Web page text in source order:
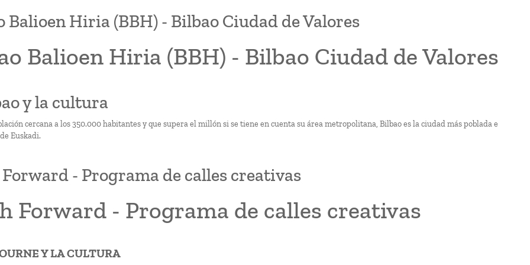
Balioen Hiria (BBH) - Bilbao Ciudad de Valores
Balioen Hiria (BBH) - Bilbao Ciudad de Valores
y la cultura
cercana a los 350.000 habitantes y que supera el millón si se tiene en cuenta su área metropolitana, Bilbao es la ciudad más poblada e
Euskadi.
- Programa de calles creativas
Forward - Programa de calles creativas
Y LA CULTURA